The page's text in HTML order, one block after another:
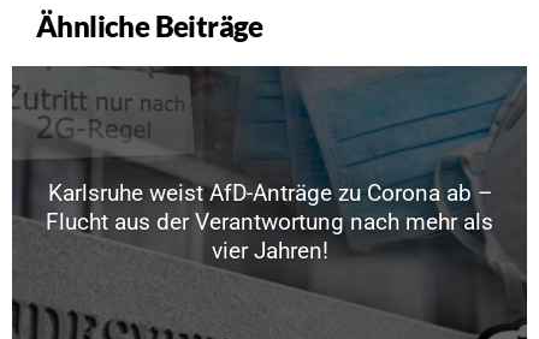
Ähnliche Beiträge
Karlsruhe weist AfD-Anträge zu Corona ab –
Flucht aus der Verantwortung nach mehr als
vier Jahren!